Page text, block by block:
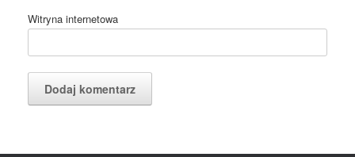
Witryna internetowa